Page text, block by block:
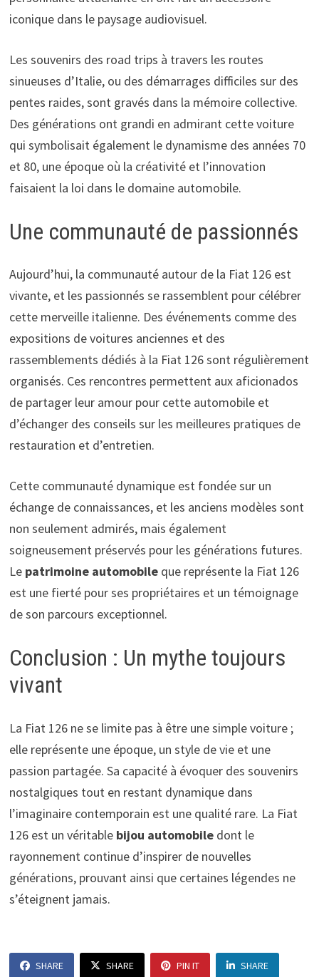
iconique dans le paysage audiovisuel.
Les souvenirs des road trips à travers les routes
sinueuses d’Italie, ou des démarrages difficiles sur des
pentes raides, sont gravés dans la mémoire collective.
Des générations ont grandi en admirant cette voiture
qui symbolisait également le dynamisme des années 70
et 80, une époque où la créativité et l’innovation
faisaient la loi dans le domaine automobile.
Une communauté de passionnés
Aujourd’hui, la communauté autour de la Fiat 126 est
vivante, et les passionnés se rassemblent pour célébrer
cette merveille italienne. Des événements comme des
expositions de voitures anciennes et des
rassemblements dédiés à la Fiat 126 sont régulièrement
organisés. Ces rencontres permettent aux aficionados
de partager leur amour pour cette automobile et
d’échanger des conseils sur les meilleures pratiques de
restauration et d’entretien.
Cette communauté dynamique est fondée sur un
échange de connaissances, et les anciens modèles sont
non seulement admirés, mais également
soigneusement préservés pour les générations futures.
Le patrimoine automobileque représente la Fiat 126
est une fierté pour ses propriétaires et un témoignage
de son parcours exceptionnel.
Conclusion : Un mythe toujours
vivant
La Fiat 126 ne se limite pas à être une simple voiture ;
elle représente une époque, un style de vie et une
passion partagée. Sa capacité à évoquer des souvenirs
nostalgiques tout en restant dynamique dans
l’imaginaire contemporain est une qualité rare. La Fiat
126 est un véritable bijou automobiledont le
rayonnement continue d’inspirer de nouvelles
générations, prouvant ainsi que certaines légendes ne
s’éteignent jamais.
SHARE SHARE PIN IT SHARE